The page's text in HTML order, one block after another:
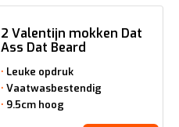
2 Valentijn mokken Dat
Ass Dat Beard
Leuke opdruk
Vaatwasbestendig
9.5cm hoog